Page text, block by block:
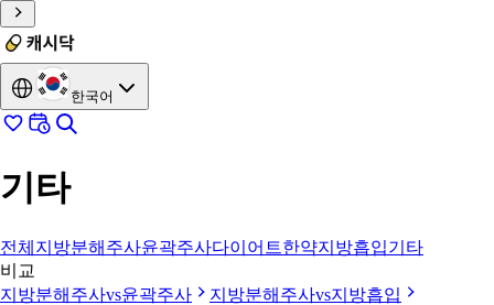
한국어
기타
전체 지방분해주사윤곽주사다이어트한약지방흡입기타
비교
지방분해주사vs윤곽주사 지방분해주사vs지방흡입